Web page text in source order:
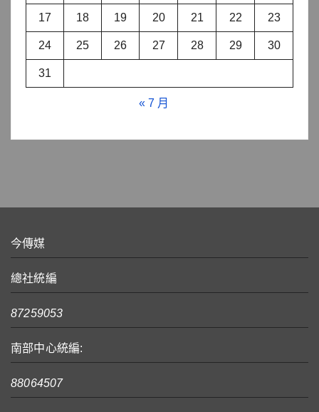
17 18 19 20 21 22 23
24 25 26 27 28 29 30
31
« 7 月
今傳媒
總社統編
87259053
南部中心統編:
88064507